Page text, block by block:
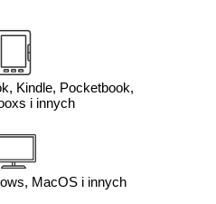
Kindle, Pocketbook,
i innych
MacOS i innych